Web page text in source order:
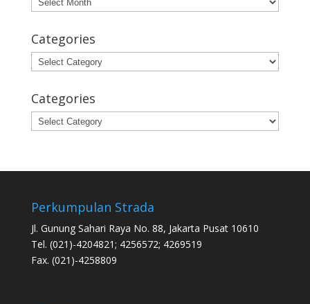
Categories
Categories
Categories
Categories
Perkumpulan Strada
Jl. Gunung Sahari Raya No. 88, Jakarta Pusat 10610
Tel. (021)-4204821; 4256572; 4269519
Fax. (021)-4258809